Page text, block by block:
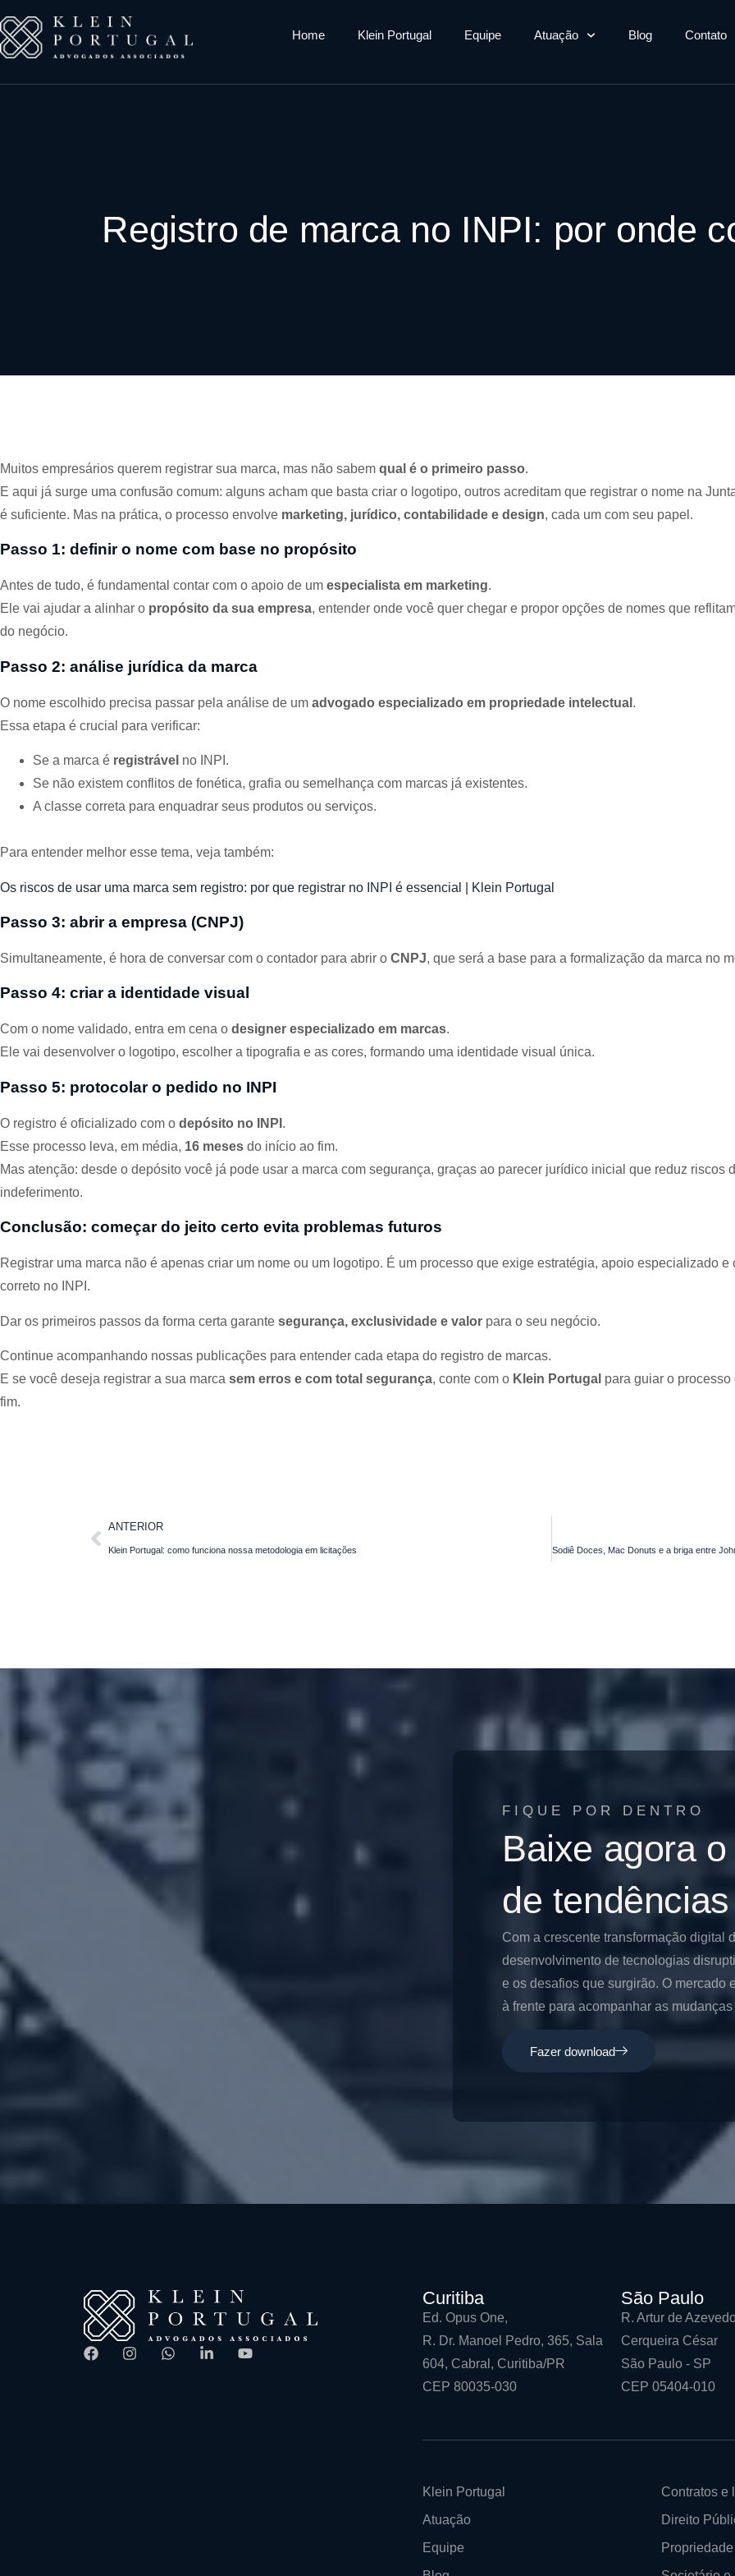
Home Klein Portugal Equipe Atuação Blog Contato
Registro de marca no INPI: por onde
Muitos empresários querem registrar sua marca, mas não sabem qual é o primeiro passo.
E aqui já surge uma confusão comum: alguns acham que basta criar o logotipo, outros acreditam que registrar o nome na
é suficiente. Mas na prática, o processo envolve marketing, jurídico, contabilidade e design, cada um com seu papel.
Passo 1: definir o nome com base no propósito
Antes de tudo, é fundamental contar com o apoio de um especialista em marketing.
Ele vai ajudar a alinhar o propósito da sua empresa, entender onde você quer chegar e propor opções de nomes que
do negócio.
Passo 2: análise jurídica da marca
O nome escolhido precisa passar pela análise de um advogado especializado em propriedade intelectual .
Essa etapa é crucial para verificar:
Se a marca é registrável no INPI.
Se não existem conflitos de fonética, grafia ou semelhança com marcas já existentes.
A classe correta para enquadrar seus produtos ou serviços.
Para entender melhor esse tema, veja também:
Os riscos de usar uma marca sem registro: por que registrar no INPI é essencial | Klein Portugal
Passo 3: abrir a empresa (CNPJ)
Simultaneamente, é hora de conversar com o contador para abrir o CNPJ, que será a base para a formalização da marca no
Passo 4: criar a identidade visual
Com o nome validado, entra em cena o designer especializado em marcas.
Ele vai desenvolver o logotipo, escolher a tipografia e as cores, formando uma identidade visual única.
Passo 5: protocolar o pedido no INPI
O registro é oficializado com o depósito no INPI .
Esse processo leva, em média, 16 meses do início ao fim.
Mas atenção: desde o depósito você já pode usar a marca com segurança, graças ao parecer jurídico inicial que reduz riscos
indeferimento.
Conclusão: começar do jeito certo evita problemas futuros
Registrar uma marca não é apenas criar um nome ou um logotipo. É um processo que exige estratégia, apoio especializado e
correto no INPI.
Dar os primeiros passos da forma certa garante segurança, exclusividade e valor para o seu negócio.
Continue acompanhando nossas publicações para entender cada etapa do registro de marcas.
E se você deseja registrar a sua marca sem erros e com total segurança, conte com o Klein Portugal para guiar o
fim.
ANTERIOR
Klein Portugal: como funciona nossa metodologia em licitações
FIQUE POR DENTRO
Baixe agora
de tendências
Com a crescente transformação digital
desenvolvimento de tecnologias
e os desafios que surgirão. O mercado
à frente para acompanhar as
Fazer download
Curitiba
Ed. Opus One,
R. Dr. Manoel Pedro, 365, Sala
604, Cabral, Curitiba/PR
CEP 80035-030
São Paulo
R. Artur de
Cerqueira César
São Paulo - SP
CEP 05404-010
Klein Portugal
Atuação
Equipe
Contratos e
Direito